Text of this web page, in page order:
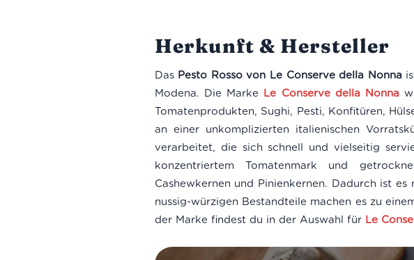
Herkunft & Hersteller
Das Pesto Rosso von Le Conserve della Nonna
Modena. Die Marke Le Conserve della Nonna
Tomatenprodukten, Sughi, Pesti, Konfitüren,
an einer unkomplizierten italienischen
verarbeitet, die sich schnell und vielseitig
konzentriertem Tomatenmark und
Cashewkernen und Pinienkernen. Dadurch ist
nussig-würzigen Bestandteile machen es zu
der Marke findest du in der Auswahl für Le